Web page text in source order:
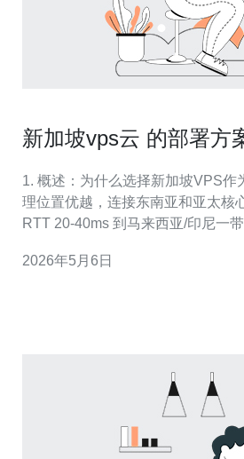
新加坡vps云 的部署方
1. 概述：为什么选择新加坡VPS作
理位置优越，连接东南亚和亚太核
RTT 20-40ms 到马来西亚/印尼一
网站/游戏加速。 · 法规与数据主权
2026年5月6日